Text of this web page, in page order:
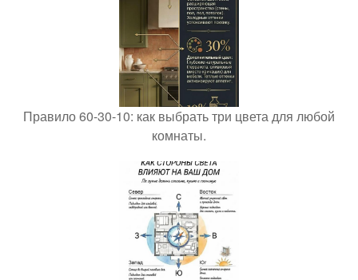
Правило 60-30-10: как выбрать три цвета для любой
комнаты.